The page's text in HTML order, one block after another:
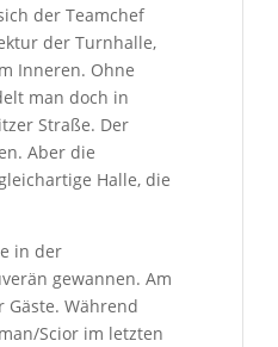
der Teamchef
der Turnhalle,
Inneren. Ohne
man doch in
Straße. Der
Aber die
Halle, die
in der
gewannen. Am
Während
Scior im letzten